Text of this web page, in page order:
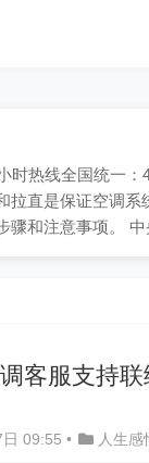
时热线全国统一
拉直是保证空调
骤和注意事项。
客服支持
09:55 • 人生感